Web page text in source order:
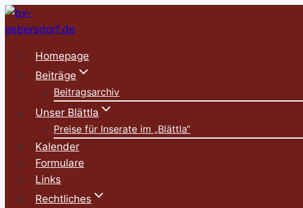
Zum
Inhalt
Homepage
Beiträge
Beitragsarchiv
Unser Blättla
Preise für Inserate im „Blättla“
Kalender
Formulare
Links
Rechtliches